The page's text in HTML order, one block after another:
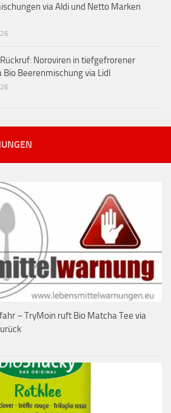
via Aldi und Netto Marken
Rückruf: Noroviren in tiefgefrorener
Bio Beerenmischung via Lidl
– TryMoin ruft Bio Matcha Tee via